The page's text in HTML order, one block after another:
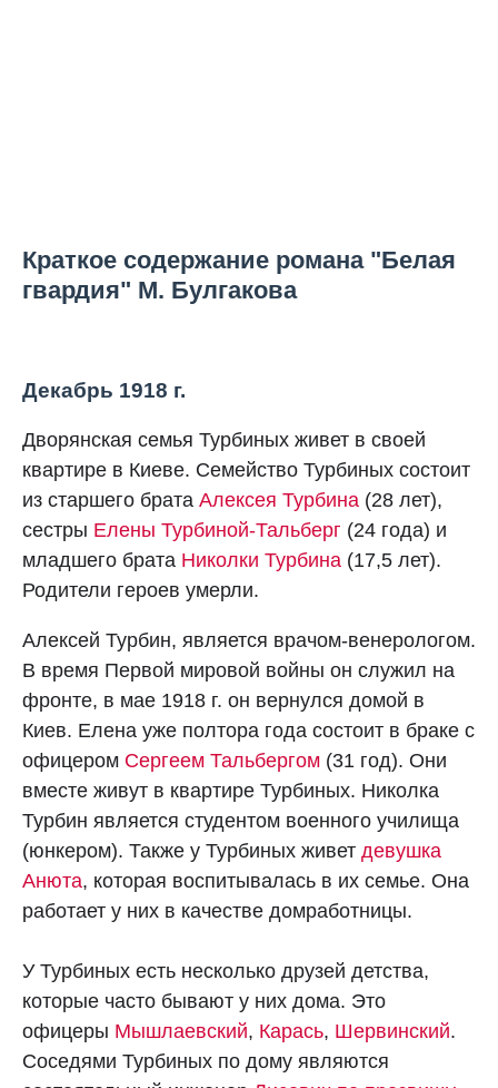
Краткое содержание романа "Белая
гвардия" М. Булгакова
Декабрь 1918 г.
Дворянская семья Турбиных живет в своей
квартире в Киеве. Семейство Турбиных состоит
из старшего брата Алексея Турбина (28 лет),
сестры Елены Турбиной-Тальберг (24 года) и
младшего брата Николки Турбина (17,5 лет).
Родители героев умерли.
Алексей Турбин, является врачом-венерологом.
В время Первой мировой войны он служил на
фронте, в мае 1918 г. он вернулся домой в
Киев. Елена уже полтора года состоит в браке с
офицером Сергеем Тальбергом (31 год). Они
вместе живут в квартире Турбиных. Николка
Турбин является студентом военного училища
(юнкером). Также у Турбиных живет девушка
Анюта, которая воспитывалась в их семье. Она
работает у них в качестве домработницы.
У Турбиных есть несколько друзей детства,
которые часто бывают у них дома. Это
офицеры Мышлаевский, Карась, Шервинский.
Соседями Турбиных по дому являются